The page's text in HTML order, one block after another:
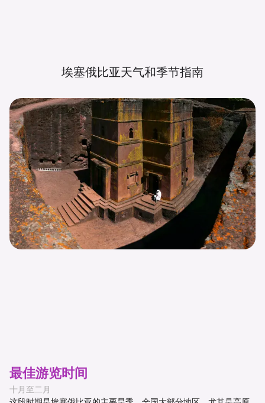
埃塞俄比亚天气和季节指南
最佳游览时间
十月至二月